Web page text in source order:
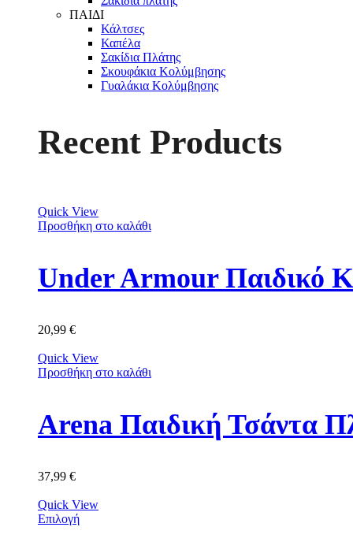
ΠΑΙΔΙ
Κάλτσες
Καπέλα
Σακίδια Πλάτης
Σκουφάκια Κολύμβησης
Γυαλάκια Κολύμβησης
Recent Products
Quick View
Προσθήκη στο καλάθι
Under Armour Παιδικό
20,99 €
Quick View
Προσθήκη στο καλάθι
Arena Παιδική Τσάντα
37,99 €
Quick View
Επιλογή